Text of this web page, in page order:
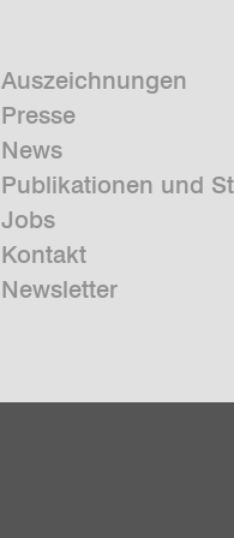
Auszeichnungen
Presse
News
Publikationen und
Jobs
Kontakt
Newsletter